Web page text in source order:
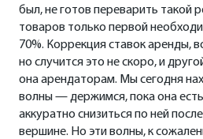
был, не готов переварить такой
товаров только первой
70%. Коррекция ставок аренды,
но случится это не скоро, и
она арендаторам. Мы сегодня
волны — держимся, пока она
аккуратно снизиться по ней
вершине. Но эти волны, к